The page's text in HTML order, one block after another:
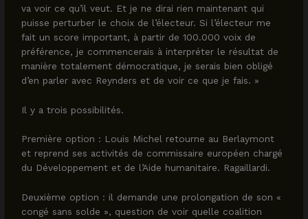
va voir ce qu’il veut. Et je ne dirai rien maintenant qui
puisse perturber le choix de l’électeur. Si l’électeur me
fait un score important, à partir de 100.000 voix de
préférence, je commencerais à interpréter le résultat de
manière totalement démocratique, je serais bien obligé
d’en parler avec Reynders et de voir ce que je fais. »
Il y a trois possibilités.
Première option : Louis Michel retourne au Berlaymont
et reprend ses activités de commissaire européen chargé
du Développement et de l’Aide humanitaire. Ragaillardi.
Deuxième option : il demande une prolongation de son «
congé sans solde », question de voir quelle coalition